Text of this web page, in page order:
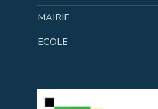
MAIRIE
ECOLE